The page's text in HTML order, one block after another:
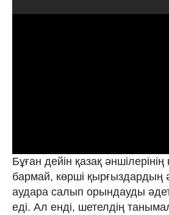
Бұған дейін қазақ әншілерінің
бармай, көрші қырғыздардың
аудара салып орындауды
еді. Ал енді, шетелдің